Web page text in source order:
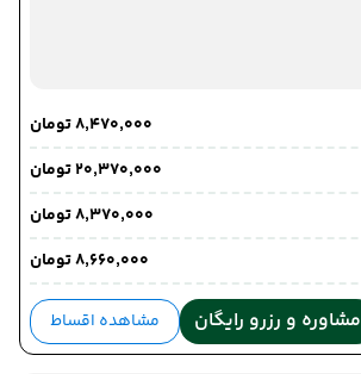
۸٬۴۷۰٬۰۰۰ تومان
۲۰٬۳۷۰٬۰۰۰ تومان
۸٬۳۷۰٬۰۰۰ تومان
۸٬۶۶۰٬۰۰۰ تومان
مشاوره و رزرو رایگان مشاهده اقساط